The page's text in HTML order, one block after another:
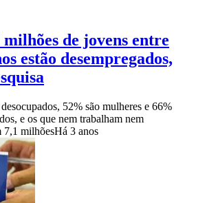
de jovens entre
estão desempregados,
52% são mulheres e 66%
e os que nem trabalham nem
7,1 milhõesHá 3 anos